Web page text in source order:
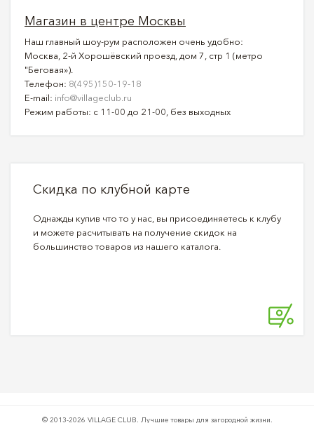
Магазин в центре Москвы
Наш главный шоу-рум расположен очень удобно:
Москва, 2-й Хорошёвский проезд, дом 7, стр 1 (метро
"Беговая»).
Телефон: 8(495)150-19-18
E-mail: info@villageclub.ru
Режим работы: с 11-00 до 21-00, без выходных
Скидка по клубной карте
Однажды купив что то у нас, вы присоединяетесь к клубу
и можете расчитывать на получение скидок на
большинство товаров из нашего каталога.
© 2013-2026 VILLAGE CLUB. Лучшие товары для загородной жизни.